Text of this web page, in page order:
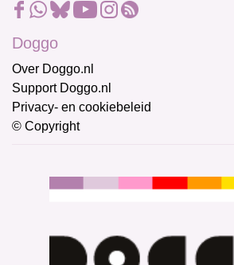
Doggo
Over Doggo.nl
Support Doggo.nl
Privacy- en cookiebeleid
© Copyright